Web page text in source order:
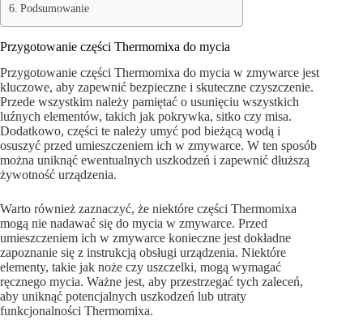
Podsumowanie
Przygotowanie części Thermomixa do mycia
Przygotowanie części Thermomixa do mycia w zmywarce jest
kluczowe, aby zapewnić bezpieczne i skuteczne czyszczenie.
Przede wszystkim należy pamiętać o usunięciu wszystkich
luźnych elementów, takich jak pokrywka, sitko czy misa.
Dodatkowo, części te należy umyć pod bieżącą wodą i
osuszyć przed umieszczeniem ich w zmywarce. W ten sposób
można uniknąć ewentualnych uszkodzeń i zapewnić dłuższą
żywotność urządzenia.
Warto również zaznaczyć, że niektóre części Thermomixa
mogą nie nadawać się do mycia w zmywarce. Przed
umieszczeniem ich w zmywarce konieczne jest dokładne
zapoznanie się z instrukcją obsługi urządzenia. Niektóre
elementy, takie jak noże czy uszczelki, mogą wymagać
ręcznego mycia. Ważne jest, aby przestrzegać tych zaleceń,
aby uniknąć potencjalnych uszkodzeń lub utraty
funkcjonalności Thermomixa.